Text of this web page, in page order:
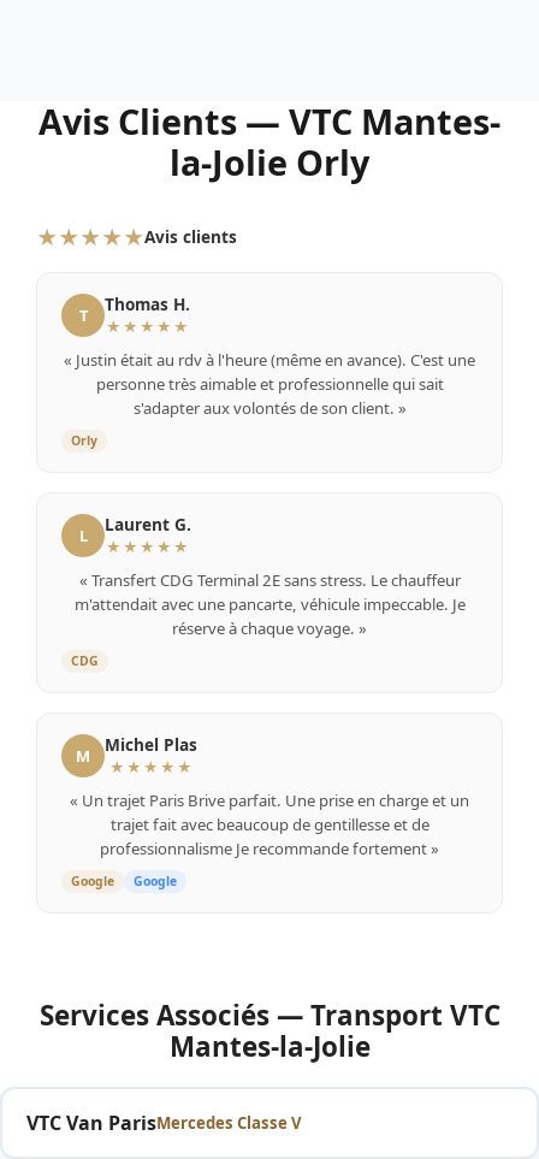
Avis Clients — VTC Mantes-
la-Jolie Orly
★★★★★Avis clients
T Thomas H.
★★★★★
« Justin était au rdv à l'heure (même en avance). C'est une
personne très aimable et professionnelle qui sait
s'adapter aux volontés de son client. »
Orly
L Laurent G.
★★★★★
« Transfert CDG Terminal 2E sans stress. Le chauffeur
m'attendait avec une pancarte, véhicule impeccable. Je
réserve à chaque voyage. »
CDG
M Michel Plas
★★★★★
« Un trajet Paris Brive parfait. Une prise en charge et un
trajet fait avec beaucoup de gentillesse et de
professionnalisme Je recommande fortement »
Google Google
Services Associés — Transport VTC
Mantes-la-Jolie
VTC Van ParisMercedes Classe V